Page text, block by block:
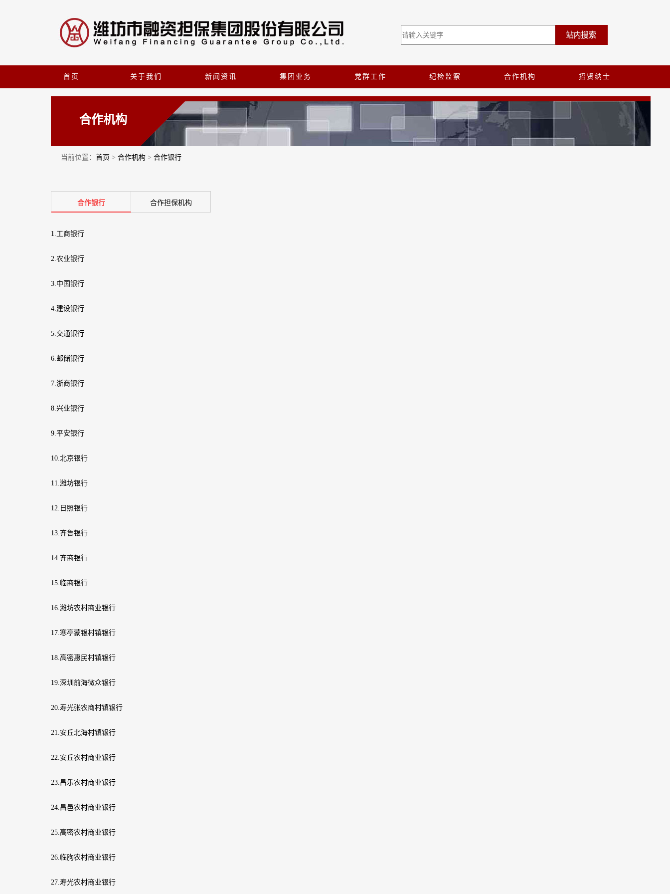
首页 关于我们 新闻资讯 集团业务 党群工作 纪检监察 合作机构 招贤纳士
合作机构
当前位置： 首页 > 合作机构 > 合作银行
合作银行 合作担保机构
1.工商银行
2.农业银行
3.中国银行
4.建设银行
5.交通银行
6.邮储银行
7.浙商银行
8.兴业银行
9.平安银行
10.北京银行
11.潍坊银行
12.日照银行
13.齐鲁银行
14.齐商银行
15.临商银行
16.潍坊农村商业银行
17.寒亭蒙银村镇银行
18.高密惠民村镇银行
19.深圳前海微众银行
20.寿光张农商村镇银行
21.安丘北海村镇银行
22.安丘农村商业银行
23.昌乐农村商业银行
24.昌邑农村商业银行
25.高密农村商业银行
26.临朐农村商业银行
27.寿光农村商业银行